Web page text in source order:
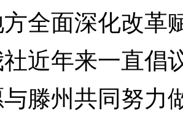
全面深化改革
近年来一直倡
滕州共同努力